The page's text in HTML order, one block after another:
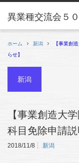
ホーム 新潟
【事業創
らせ】
新潟
【事業創造大
科目免除申請説
2018/11/8 新潟